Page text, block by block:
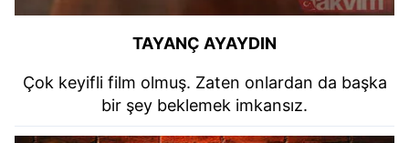
TAYANÇ AYAYDIN
Çok keyifli film olmuş. Zaten onlardan da başka
bir şey beklemek imkansız.